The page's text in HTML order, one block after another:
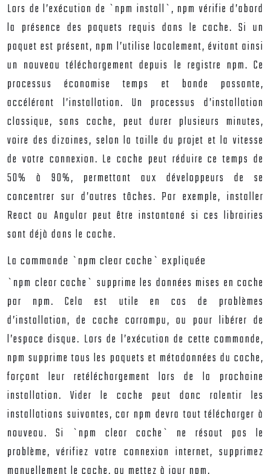
Lors de l’exécution de `npm install`, npm vérifie d’abord
la présence des paquets requis dans le cache. Si un
paquet est présent, npm l’utilise localement, évitant ainsi
un nouveau téléchargement depuis le registre npm. Ce
processus économise temps et bande passante,
accélérant l’installation. Un processus d’installation
classique, sans cache, peut durer plusieurs minutes,
voire des dizaines, selon la taille du projet et la vitesse
de votre connexion. Le cache peut réduire ce temps de
50% à 90%, permettant aux développeurs de se
concentrer sur d’autres tâches. Par exemple, installer
React ou Angular peut être instantané si ces librairies
sont déjà dans le cache.
La commande `npm clear cache` expliquée
`npm clear cache` supprime les données mises en cache
par npm. Cela est utile en cas de problèmes
d’installation, de cache corrompu, ou pour libérer de
l’espace disque. Lors de l’exécution de cette commande,
npm supprime tous les paquets et métadonnées du cache,
forçant leur retéléchargement lors de la prochaine
installation. Vider le cache peut donc ralentir les
installations suivantes, car npm devra tout télécharger à
nouveau. Si `npm clear cache` ne résout pas le
problème, vérifiez votre connexion internet, supprimez